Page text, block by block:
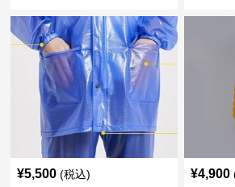
¥5,500 (税込) ¥4,900